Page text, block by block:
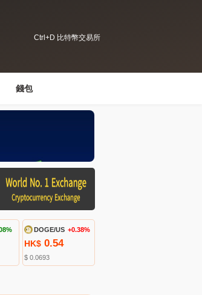
Ctrl+D 比特幣交易所
錢包
DOGE/US +0.38%
HK$ 0.54
$ 0.0693